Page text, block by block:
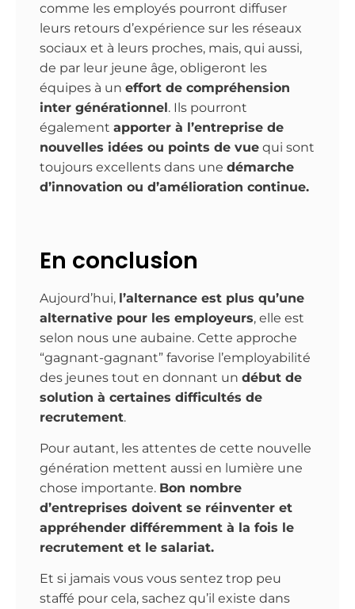
comme les employés pourront diffuser
leurs retours d’expérience sur les réseaux
sociaux et à leurs proches, mais, qui aussi,
de par leur jeune âge, obligeront les
équipes à un effort de compréhension
inter générationnel . Ils pourront
également apporter à l’entreprise de
nouvelles idées ou points de vue qui sont
toujours excellents dans une démarche
d’innovation ou d’amélioration continue.
En conclusion
Aujourd’hui, l’alternance est plus qu’une
alternative pour les employeurs, elle est
selon nous une aubaine. Cette approche
“gagnant-gagnant” favorise l’employabilité
des jeunes tout en donnant un début de
solution à certaines difficultés de
recrutement.
Pour autant, les attentes de cette nouvelle
génération mettent aussi en lumière une
chose importante. Bon nombre
d’entreprises doivent se réinventer et
appréhender différemment à la fois le
recrutement et le salariat.
Et si jamais vous vous sentez trop peu
staffé pour cela, sachez qu’il existe dans